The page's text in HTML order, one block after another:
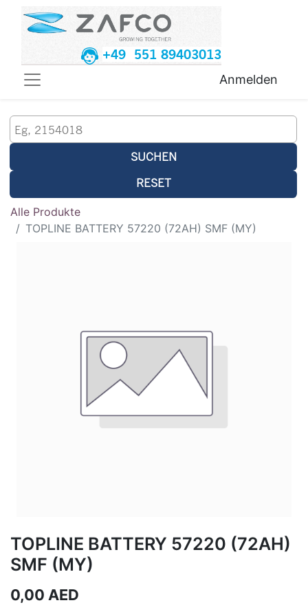
+49 551 89403013
Anmelden
SUCHEN
RESET
Alle Produkte
TOPLINE BATTERY 57220 (72AH) SMF (MY)
TOPLINE BATTERY 57220 (72AH)
SMF (MY)
0,00 AED